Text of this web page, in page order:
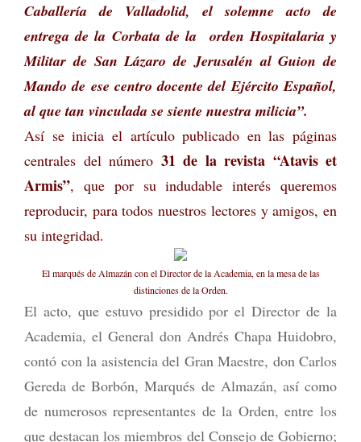
Caballería de Valladolid, el solemne acto de
entrega de la Corbata de la orden Hospitalaria y
Militar de San Lázaro de Jerusalén al Guion de
Mando de ese centro docente del Ejército Español,
al que tan vinculada se siente nuestra milicia”.
Así se inicia el artículo publicado en las páginas
centrales del número 31 de la revista “Atavis et
Armis”, que por su indudable interés queremos
reproducir, para todos nuestros lectores y amigos, en
su integridad.
El marqués de Almazán con el Director de la Academia, en la mesa de las
distinciones de la Orden.
El acto, que estuvo presidido por el Director de la
Academia, el General don Andrés Chapa Huidobro,
contó con la asistencia del Gran Maestre, don Carlos
Gereda de Borbón, Marqués de Almazán, así como
de numerosos representantes de la Orden, entre los
que destacan los miembros del Consejo de Gobierno;